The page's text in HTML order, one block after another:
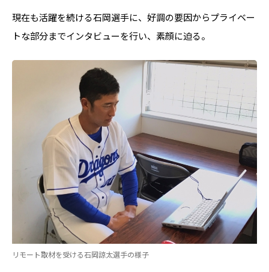
現在も活躍を続ける石岡選手に、好調の要因からプライベー
トな部分までインタビューを行い、素顔に迫る。
リモート取材を受ける石岡諒太選手の様子